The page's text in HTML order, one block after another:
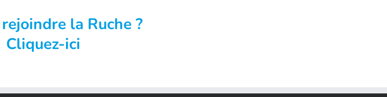
la Ruche ?
Cliquez-ici